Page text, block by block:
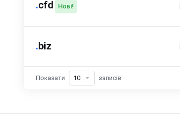
.cfd Нові!
.biz
Показати записів